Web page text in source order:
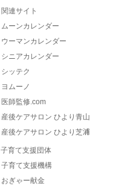
関連サイト
ムーンカレンダー
ウーマンカレンダー
シニアカレンダー
シッテク
ヨムーノ
医師監修.com
産後ケアサロン ひより青山
産後ケアサロン ひより芝浦
子育て支援団体
子育て支援機構
おぎゃー献金